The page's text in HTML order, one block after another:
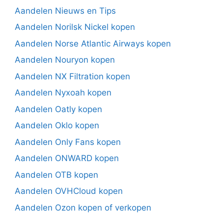
Aandelen Nieuws en Tips
Aandelen Norilsk Nickel kopen
Aandelen Norse Atlantic Airways kopen
Aandelen Nouryon kopen
Aandelen NX Filtration kopen
Aandelen Nyxoah kopen
Aandelen Oatly kopen
Aandelen Oklo kopen
Aandelen Only Fans kopen
Aandelen ONWARD kopen
Aandelen OTB kopen
Aandelen OVHCloud kopen
Aandelen Ozon kopen of verkopen